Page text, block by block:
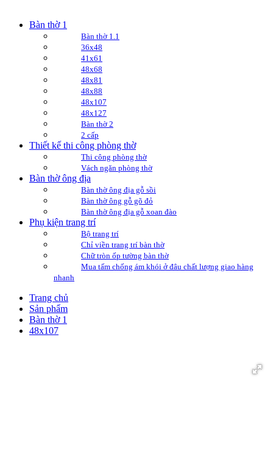
Bàn thờ 1
Bàn thờ 1.1
36x48
41x61
48x68
48x81
48x88
48x107
48x127
Bàn thờ 2
2 cấp
Thiết kế thi công phòng thờ
Thi công phòng thờ
Vách ngăn phòng thờ
Bàn thờ ông địa
Bàn thờ ông địa gỗ sồi
Bàn thờ ông gỗ gõ đỏ
Bàn thờ ông địa gỗ xoan đào
Phụ kiện trang trí
Bộ trang trí
Chỉ viền trang trí bàn thờ
Chữ tròn ốp tường bàn thờ
Mua tấm chống ám khói ở đâu chất lượng giao hàng
nhanh
Trang chủ
Sản phẩm
Bàn thờ 1
48x107